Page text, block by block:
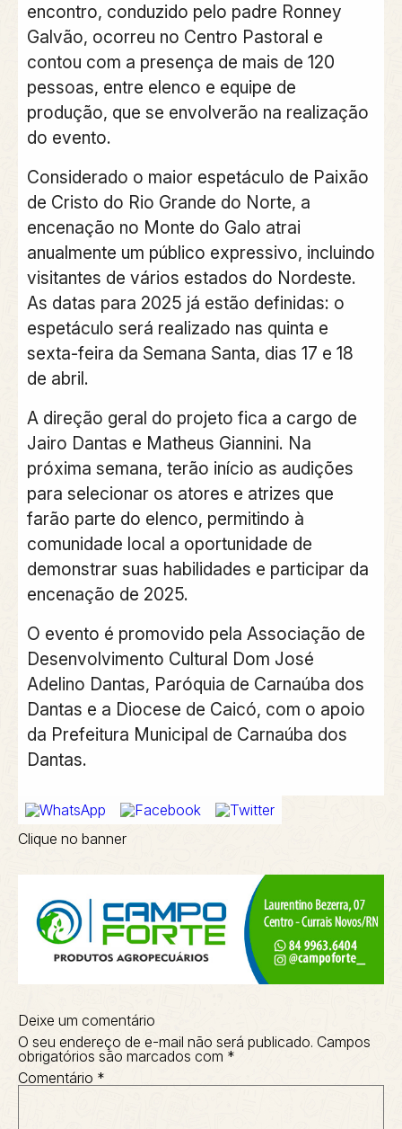
encontro, conduzido pelo padre Ronney
Galvão, ocorreu no Centro Pastoral e
contou com a presença de mais de 120
pessoas, entre elenco e equipe de
produção, que se envolverão na realização
do evento.
Considerado o maior espetáculo de Paixão
de Cristo do Rio Grande do Norte, a
encenação no Monte do Galo atrai
anualmente um público expressivo, incluindo
visitantes de vários estados do Nordeste.
As datas para 2025 já estão definidas: o
espetáculo será realizado nas quinta e
sexta-feira da Semana Santa, dias 17 e 18
de abril.
A direção geral do projeto fica a cargo de
Jairo Dantas e Matheus Giannini. Na
próxima semana, terão início as audições
para selecionar os atores e atrizes que
farão parte do elenco, permitindo à
comunidade local a oportunidade de
demonstrar suas habilidades e participar da
encenação de 2025.
O evento é promovido pela Associação de
Desenvolvimento Cultural Dom José
Adelino Dantas, Paróquia de Carnaúba dos
Dantas e a Diocese de Caicó, com o apoio
da Prefeitura Municipal de Carnaúba dos
Dantas.
Clique no banner
Deixe um comentário
O seu endereço de e-mail não será publicado. Campos
obrigatórios são marcados com *
Comentário *